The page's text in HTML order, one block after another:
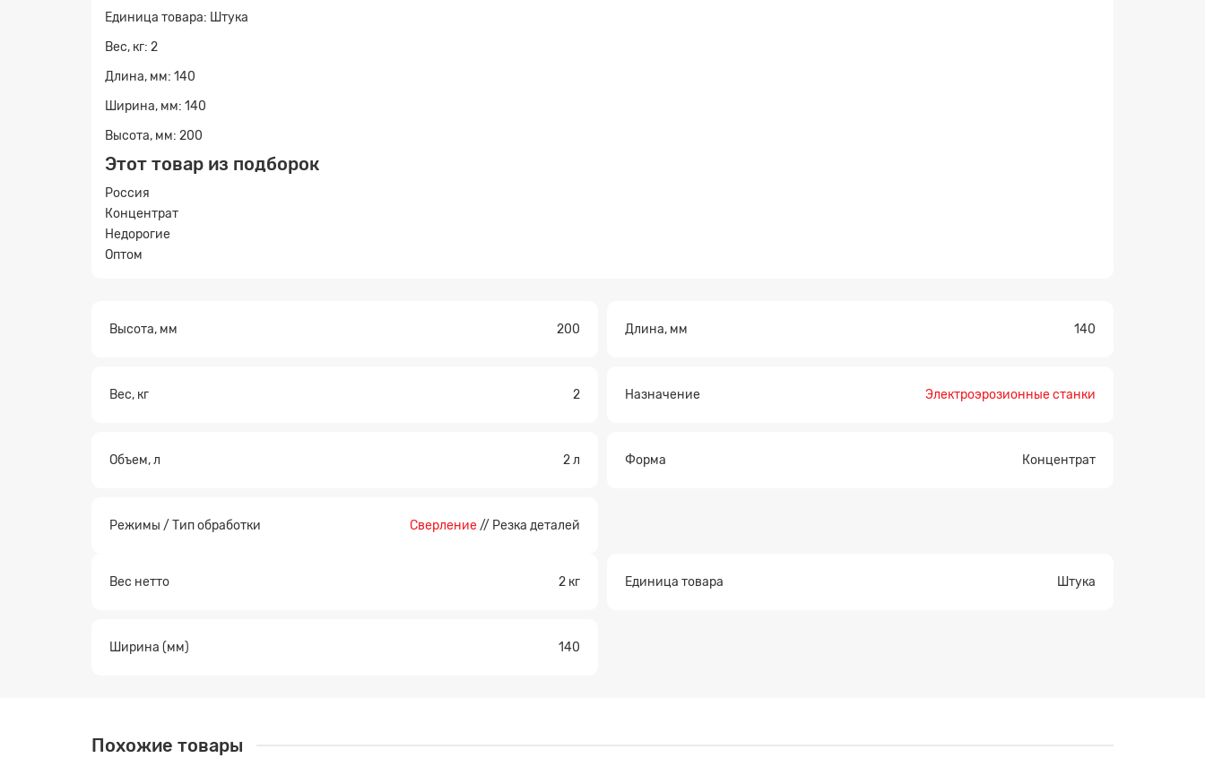
Единица товара: Штука
Вес, кг: 2
Длина, мм: 140
Ширина, мм: 140
Высота, мм: 200
Этот товар из подборок
Россия
Концентрат
Недорогие
Оптом
Высота, мм 200 Длина, мм 140
Вес, кг 2 Назначение Электроэрозионные станки
Объем, л 2 л Форма Концентрат
Режимы / Тип обработки Сверление// Резка деталей
Вес нетто 2 кг Единица товара Штука
Ширина (мм) 140
Похожие товары